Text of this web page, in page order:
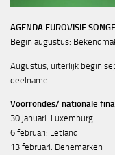
AGENDA EUROVISIE
Begin augustus:
Augustus, uiterlijk begin
deelname
Voorrondes/ nationale
30 januari: Luxemburg
6 februari: Letland
13 februari: Denemarken